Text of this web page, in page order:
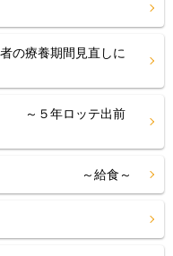
の療養期間見直しに
５年ロッテ出前
～給食～